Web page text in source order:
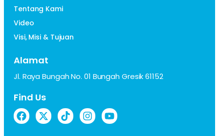
Tentang Kami
Video
Visi, Misi & Tujuan
Alamat
Jl. Raya Bungah No. 01 Bungah Gresik 61152
Find Us